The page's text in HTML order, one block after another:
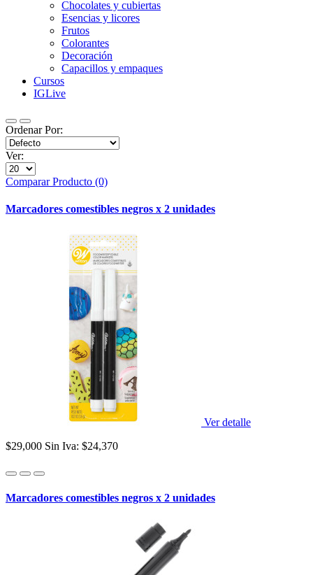
Chocolates y cubiertas
Esencias y licores
Frutos
Colorantes
Decoración
Capacillos y empaques
Cursos
IGLive
Ordenar Por:
Ver:
Comparar Producto (0)
Marcadores comestibles negros x 2 unidades
Ver detalle
$29,000 Sin Iva: $24,370
Marcadores comestibles negros x 2 unidades